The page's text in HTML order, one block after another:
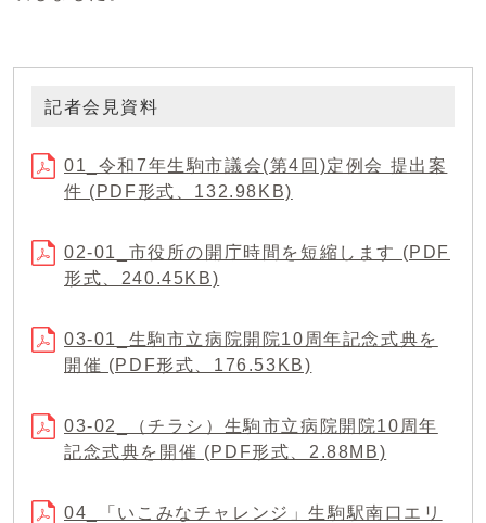
記者会見資料
01_令和7年生駒市議会(第4回)定例会 提出案
件 (PDF形式、132.98KB)
02-01_市役所の開庁時間を短縮します (PDF
形式、240.45KB)
03-01_生駒市立病院開院10周年記念式典を
開催 (PDF形式、176.53KB)
03-02_（チラシ）生駒市立病院開院10周年
記念式典を開催 (PDF形式、2.88MB)
04_「いこみなチャレンジ」生駒駅南口エリ